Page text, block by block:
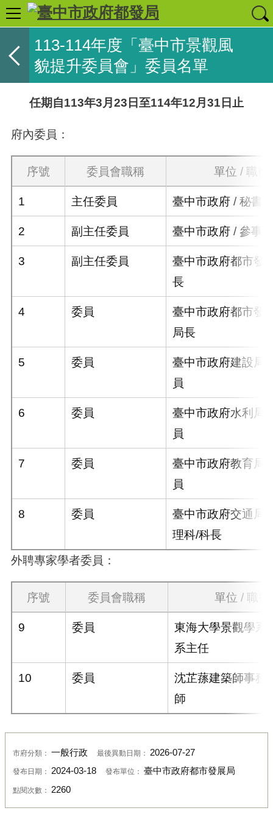
113-114年度「臺中市景觀風
貌提升委員會」委員名單
任期自113年3月23日至114年12月31日止
府內委員：
序號 委員會職稱 單位 / 職銜
1 主任委員 臺中市政府 / 秘書
2 副主任委員 臺中市政府 / 參事
3 副主任委員
臺中市政府都市發
長
4 委員
臺中市政府都市發
局長
5 委員
臺中市政府建設局/
員
6 委員
臺中市政府水利局/
員
7 委員
臺中市政府教育局/
員
8 委員
臺中市政府交通局
理科/科長
外聘專家學者委員：
序號 委員會職稱 單位 / 職銜
9 委員
東海大學景觀學系/
系主任
10 委員
沈芷蓀建築師事務
師
市府分類： 一般行政 最後異動日期： 2026-07-27
發布日期： 2024-03-18 發布單位： 臺中市政府都市發展局
點閱次數： 2260